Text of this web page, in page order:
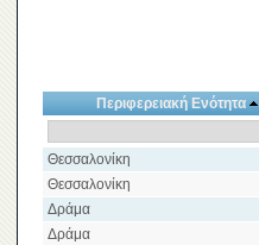
Περιφερειακή Ενότητα
Θεσσαλονίκη
Θεσσαλονίκη
Δράμα
Δράμα